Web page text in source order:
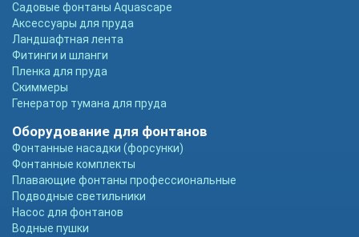
Садовые фонтаны Aquascape
Аксессуары для пруда
Ландшафтная лента
Фитинги и шланги
Пленка для пруда
Скиммеры
Генератор тумана для пруда
Оборудование для фонтанов
Фонтанные насадки (форсунки)
Фонтанные комплекты
Плавающие фонтаны профессиональные
Подводные светильники
Насос для фонтанов
Водные пушки